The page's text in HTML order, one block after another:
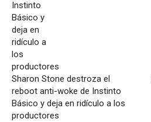
Sharon Stone destroza el
reboot anti-woke de Instinto
Básico y deja en ridículo a los
productores